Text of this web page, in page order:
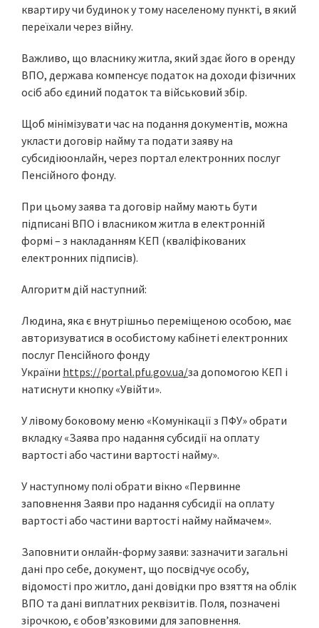
квартиру чи будинок у тому населеному пункті, в який
переїхали через війну.
Важливо, що власнику житла, який здає його в оренду
ВПО, держава компенсує податок на доходи фізичних
осіб або єдиний податок та військовий збір.
Щоб мінімізувати час на подання документів, можна
укласти договір найму та подати заяву на
субсидіюонлайн, через портал електронних послуг
Пенсійного фонду.
При цьому заява та договір найму мають бути
підписані ВПО і власником житла в електронній
формі – з накладанням КЕП (кваліфікованих
електронних підписів).
Алгоритм дій наступний:
Людина, яка є внутрішньо переміщеною особою, має
авторизуватися в особистому кабінеті електронних
послуг Пенсійного фонду
України https://portal.pfu.gov.ua/за допомогою КЕП і
натиснути кнопку «Увійти».
У лівому боковому меню «Комунікації з ПФУ» обрати
вкладку «Заява про надання субсидії на оплату
вартості або частини вартості найму».
У наступному полі обрати вікно «Первинне
заповнення Заяви про надання субсидії на оплату
вартості або частини вартості найму наймачем».
Заповнити онлайн-форму заяви: зазначити загальні
дані про себе, документ, що посвідчує особу,
відомості про житло, дані довідки про взяття на облік
ВПО та дані виплатних реквізитів. Поля, позначені
зірочкою, є обов’язковими для заповнення.